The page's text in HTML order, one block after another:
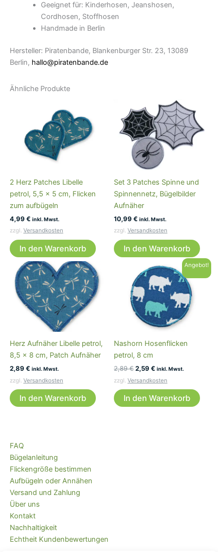
Geeignet für: Kinderhosen, Jeanshosen,
Cordhosen, Stoffhosen
Handmade in Berlin
Hersteller: Piratenbande, Blankenburger Str. 23, 13089
Berlin, hallo@piratenbande.de
Ähnliche Produkte
2 Herz Patches Libelle
petrol, 5,5 x 5 cm, Flicken
zum aufbügeln
4,99 € inkl. Mwst.
zzgl. Versandkosten
In den Warenkorb
Set 3 Patches Spinne und
Spinnennetz, Bügelbilder
Aufnäher
10,99 € inkl. Mwst.
zzgl. Versandkosten
In den Warenkorb
Herz Aufnäher Libelle petrol,
8,5 x 8 cm, Patch Aufnäher
2,89 € inkl. Mwst.
zzgl. Versandkosten
In den Warenkorb
Angebot!
Nashorn Hosenflicken
petrol, 8 cm
2,89€Ursprünglicher
Preis
war:
2,59 € Aktueller
ist:
inkl. Mwst.
zzgl. Versandkosten
In den Warenkorb
FAQ
Bügelanleitung
Flickengröße bestimmen
Aufbügeln oder Annähen
Versand und Zahlung
Über uns
Kontakt
Nachhaltigkeit
Echtheit Kundenbewertungen